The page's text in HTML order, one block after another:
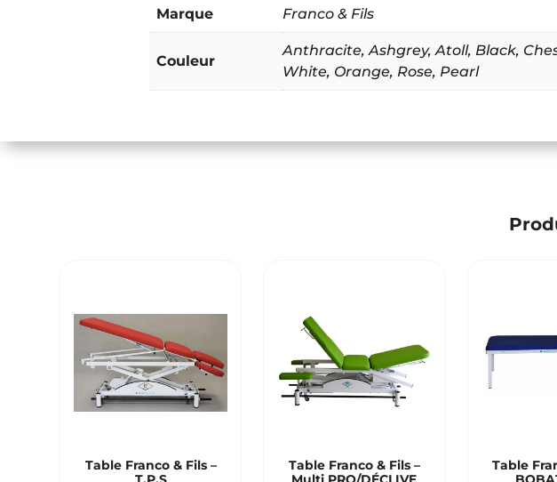
Marque Franco & Fils
Couleur
Anthracite,Ashgrey,Atoll, Black,
White, Orange, Rose, Pearl
Table Franco & Fils –
Table Franco & Fils –
Table